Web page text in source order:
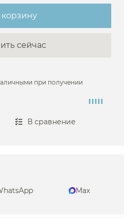
корзину
сейчас
при получении
В сравнение
Max